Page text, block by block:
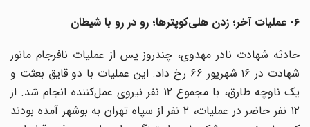
حادثه شهادت نادر مهدوی، چندروز پس از عملیات نافرجام مانور
شهادت در ۱۶ شهریور ۶۶ رخ داد. این عملیات با دو قایق بعثت و
یک ناوچه طارق، با مجموع ۱۲ نفر نیروی عمل‌کننده انجام شد. از
۱۲ نفر حاضر در عملیات، ۲ نفر از سپاه تهران به بوشهر آمده بودند